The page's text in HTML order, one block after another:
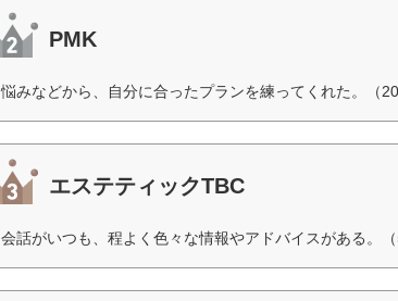
PMK
悩みなどから、自分に合ったプランを練ってくれた。（20
エステティックTBC
会話がいつも、程よく色々な情報やアドバイスがある。（